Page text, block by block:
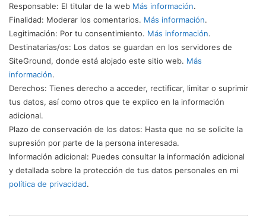
Responsable: El titular de la web Más información.
Finalidad: Moderar los comentarios. Más información.
Legitimación: Por tu consentimiento. Más información.
Destinatarias/os: Los datos se guardan en los servidores de
SiteGround, donde está alojado este sitio web. Más
información.
Derechos: Tienes derecho a acceder, rectificar, limitar o suprimir
tus datos, así como otros que te explico en la información
adicional.
Plazo de conservación de los datos: Hasta que no se solicite la
supresión por parte de la persona interesada.
Información adicional: Puedes consultar la información adicional
y detallada sobre la protección de tus datos personales en mi
política de privacidad.